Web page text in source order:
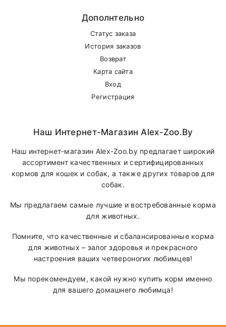
Дополнтельно
Статус заказа
История заказов
Возврат
Карта сайта
Вход
Регистрация
Наш Интернет-Магазин Alex-Zoo.by
Наш интернет-магазин Alex-Zoo.by предлагает широкий
ассортимент качественных и сертифицированных
кормов для кошек и собак, а также других товаров для
собак.
Мы предлагаем самые лучшие и востребованные корма
для животных.
Помните, что качественные и сбалансированные корма
для животных – залог здоровья и прекрасного
настроения ваших четвероногих любимцев!
Мы порекомендуем, какой нужно купить корм именно
для вашего домашнего любимца!